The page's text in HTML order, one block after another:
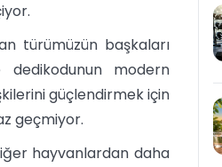
türümüzün başkaları
dedikodunun modern
güçlendirmek için
geçmiyor.
hayvanlardan daha